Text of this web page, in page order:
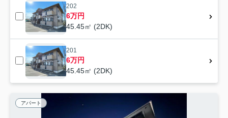
202
6万円
45.45㎡ (2DK)
201
6万円
45.45㎡ (2DK)
アパート